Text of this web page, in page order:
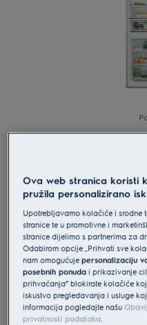
Electrolux 600
kombinirani
201 cm
4.8 (47)
Sigurnosne upute i
Ova web stranica koristi
pružila personalizirano
Upotrebljavamo kolačiće i srodne
stranice te u promotivne i
stranice dijelimo s partnerima za
Odabirom opcije „Prihvati sve
nam omogućujepersonalizaciju
posebnih ponuda i prikazivanje
prihvaćanja” blokirate kolačiće
iskustvo pregledavanja i usluge
informacija pogledajte našu
privatnosti podataka.